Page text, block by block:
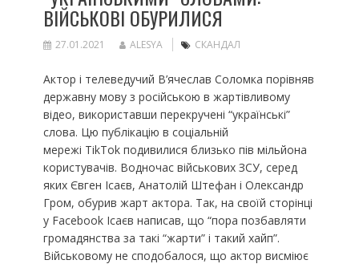
ВІЙСЬКОВІ ОБУРИЛИСЯ
27.01.2021 ALESYA СКАНДАЛ
Актор і телеведучий В’ячеслав Соломка порівняв
державну мову з російською в жартівливому
відео, використавши перекручені “українські”
слова. Цю публікацію в соціальній
мережі TikTok подивилися близько пів мільйона
користувачів. Водночас військових ЗСУ, серед
яких Євген Ісаєв, Анатолій Штефан і Олександр
Гром, обурив жарт актора. Так, на своїй сторінці
у Facebook Ісаєв написав, що “пора позбавляти
громадянства за такі “жарти” і такий хайп”.
Військовому не сподобалося, що актор висміює